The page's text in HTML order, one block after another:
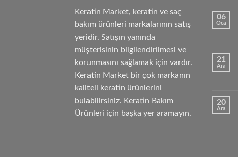
Keratin Market, keratin ve saç
bakım ürünleri markalarının satış
yeridir. Satışın yanında
müşterisinin bilgilendirilmesi ve
korunmasını sağlamak için vardır.
Keratin Market bir çok markanın
kaliteli keratin ürünlerini
bulabilirsiniz. Keratin Bakım
Ürünleri için başka yer aramayın.
06
Oca
21
Ara
20
Ara